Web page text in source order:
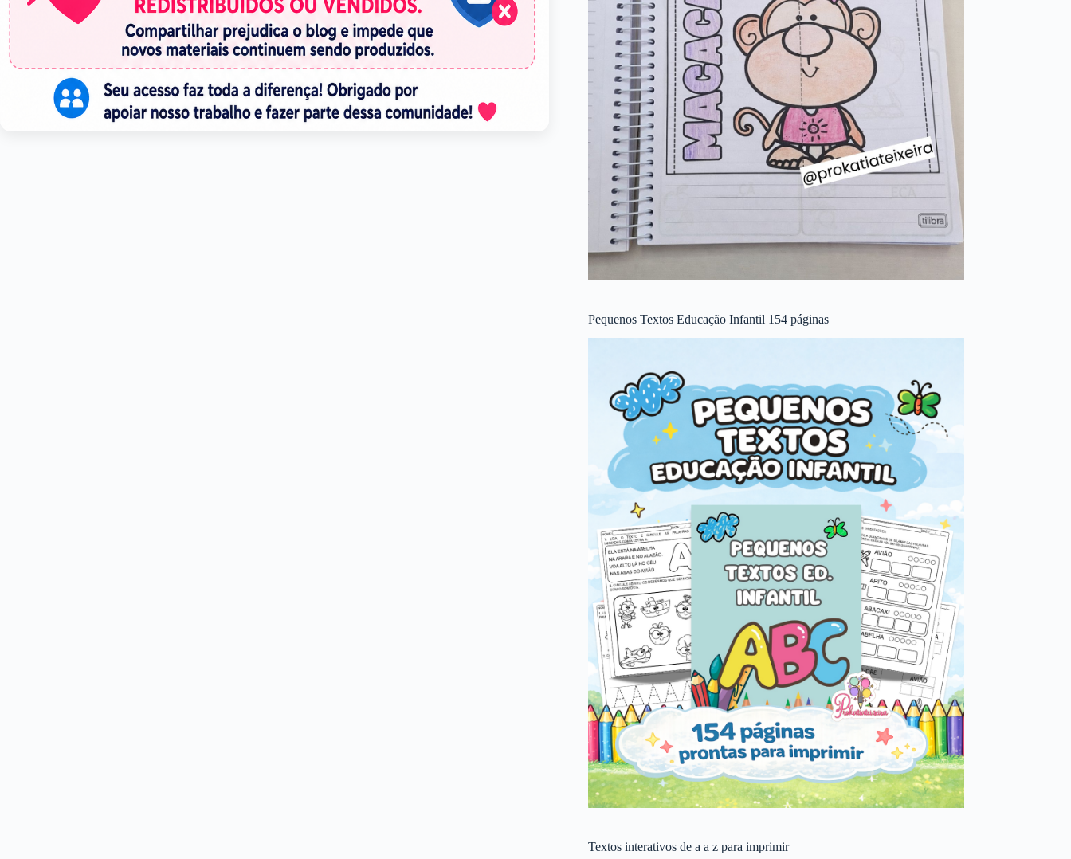
Pequenos Textos Educação Infantil 154 páginas
Textos interativos de a a z para imprimir